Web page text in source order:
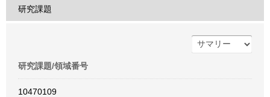
研究課題
研究課題/領域番号
10470109